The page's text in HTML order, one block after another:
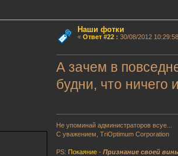
Наши фотки
« Ответ #22: 30/08/2012
А зачем в
будни, что ничего
Не упоминай администраторов всуе...
С уважением, TriOptimum Corporation
PS: Покаяние -Признание своей